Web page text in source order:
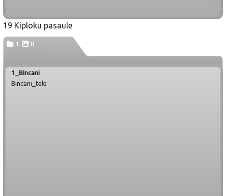
19 Kiploku pasaule
1 8
1_Bincani
Bincani_tele